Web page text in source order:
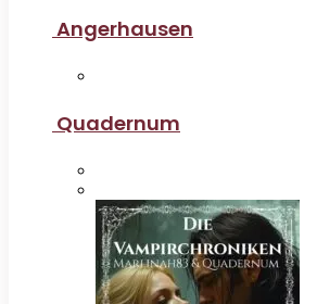
Angerhausen
Quadernum